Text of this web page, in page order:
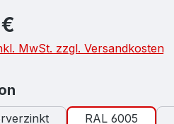
Preis:
MwSt. zzgl. Versandkosten
RAL 6005